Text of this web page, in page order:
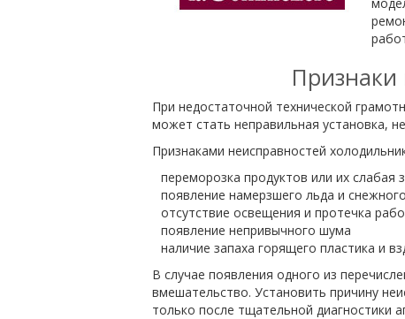
Признаки
При недостаточной технической
может стать неправильная установка,
Признаками неисправностей
переморозка продуктов или их слабая
появление намерзшего льда и
отсутствие освещения и протечка
появление непривычного шума
наличие запаха горящего пластика и
В случае появления одного из
вмешательство. Установить причину
только после тщательной диагностики